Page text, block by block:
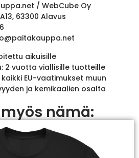
/ WebCube Oy
63300 Alavus
aikuisille
2 vuotta viallisille tuotteille
EU-vaatimukset muun
ja kemikaalien osalta
nämä: